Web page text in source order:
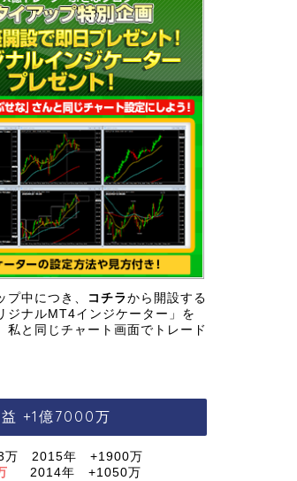
中につき、 コチラから開設する
ジナルMT4インジケーター」を
私と同じチャート画面でトレード
+1億7000万
万 2015年 +1900万
2014年 +1050万